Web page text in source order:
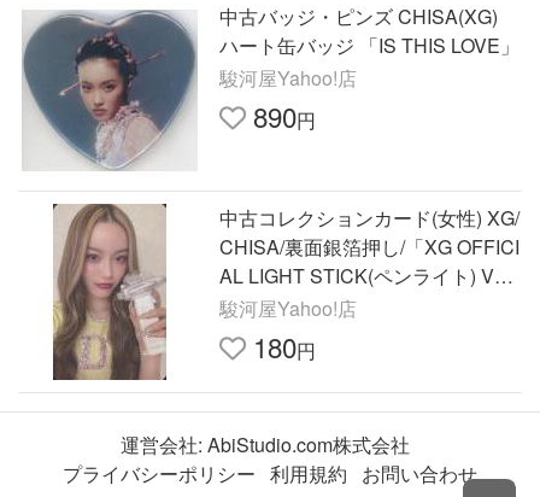
中古バッジ・ピンズ CHISA(XG)
ハート缶バッジ 「IS THIS LOVE」
駿河屋Yahoo!店
890円
中古コレクションカード(女性) XG/
CHISA/裏面銀箔押し/「XG OFFICI
AL LIGHT STICK(ペンライト) Ver.
1」付属フォトカー
駿河屋Yahoo!店
180円
運営会社: AbiStudio.com株式会社
プライバシーポリシー 利用規約 お問い合わせ